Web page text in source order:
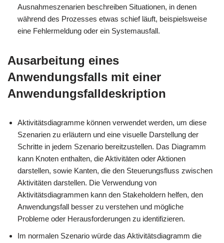
Ausnahmeszenarien beschreiben Situationen, in denen
während des Prozesses etwas schief läuft, beispielsweise
eine Fehlermeldung oder ein Systemausfall.
Ausarbeitung eines
Anwendungsfalls mit einer
Anwendungsfalldeskription
Aktivitätsdiagramme können verwendet werden, um diese
Szenarien zu erläutern und eine visuelle Darstellung der
Schritte in jedem Szenario bereitzustellen. Das Diagramm
kann Knoten enthalten, die Aktivitäten oder Aktionen
darstellen, sowie Kanten, die den Steuerungsfluss zwischen
Aktivitäten darstellen. Die Verwendung von
Aktivitätsdiagrammen kann den Stakeholdern helfen, den
Anwendungsfall besser zu verstehen und mögliche
Probleme oder Herausforderungen zu identifizieren.
Im normalen Szenario würde das Aktivitätsdiagramm die